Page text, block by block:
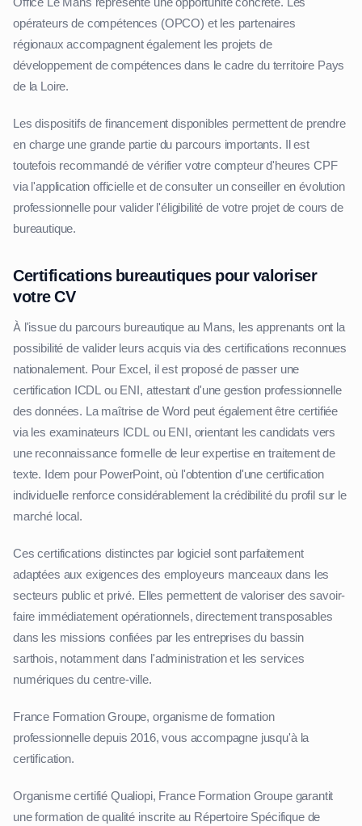
opérateurs de compétences (OPCO) et les partenaires
régionaux accompagnent également les projets de
développement de compétences dans le cadre du territoire Pays
de la Loire.
Les dispositifs de financement disponibles permettent de prendre
en charge une grande partie du parcours importants. Il est
toutefois recommandé de vérifier votre compteur d'heures CPF
via l'application officielle et de consulter un conseiller en évolution
professionnelle pour valider l'éligibilité de votre projet de cours de
bureautique.
Certifications bureautiques pour valoriser
votre CV
À l'issue du parcours bureautique au Mans, les apprenants ont la
possibilité de valider leurs acquis via des certifications reconnues
nationalement. Pour Excel, il est proposé de passer une
certification ICDL ou ENI, attestant d'une gestion professionnelle
des données. La maîtrise de Word peut également être certifiée
via les examinateurs ICDL ou ENI, orientant les candidats vers
une reconnaissance formelle de leur expertise en traitement de
texte. Idem pour PowerPoint, où l'obtention d'une certification
individuelle renforce considérablement la crédibilité du profil sur le
marché local.
Ces certifications distinctes par logiciel sont parfaitement
adaptées aux exigences des employeurs manceaux dans les
secteurs public et privé. Elles permettent de valoriser des savoir-
faire immédiatement opérationnels, directement transposables
dans les missions confiées par les entreprises du bassin
sarthois, notamment dans l'administration et les services
numériques du centre-ville.
France Formation Groupe, organisme de formation
professionnelle depuis 2016, vous accompagne jusqu'à la
certification.
Organisme certifié Qualiopi, France Formation Groupe garantit
une formation de qualité inscrite au Répertoire Spécifique de